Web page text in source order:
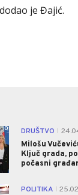
dodao je Đajić.
0 DRUŠTVO
Milošu
Ključ grada,
počasni
0 POLITIKA